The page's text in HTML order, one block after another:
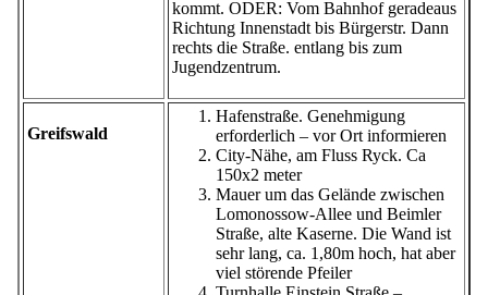
kommt. ODER: Vom Bahnhof geradeaus
Richtung Innenstadt bis Bürgerstr. Dann
rechts die Straße. entlang bis zum
Jugendzentrum.
Greifswald
Hafenstraße. Genehmigung
erforderlich – vor Ort informieren
City-Nähe, am Fluss Ryck. Ca
150x2 meter
Mauer um das Gelände zwischen
Lomonossow-Allee und Beimler
Straße, alte Kaserne. Die Wand ist
sehr lang, ca. 1,80m hoch, hat aber
viel störende Pfeiler